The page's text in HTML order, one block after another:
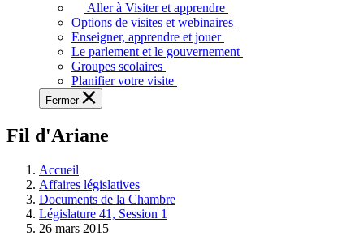
voir,
apprendre
et
à
à
législative.
Aller à Visiter et apprendre
Options de visites et webinaires
Enseigner, apprendre et jouer
Le parlement et le gouvernement
Groupes scolaires
Planifier votre visite
Fermer
Fil d'Ariane
Accueil
Affaires législatives
Documents de la Chambre
Législature 41, Session 1
26 mars 2015